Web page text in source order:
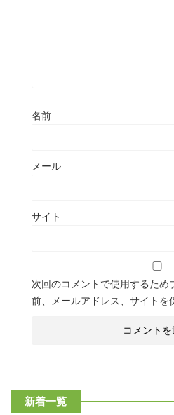
名前
メール
サイト
次回のコメントで使用するため
前、メールアドレス、サイトを
新着一覧